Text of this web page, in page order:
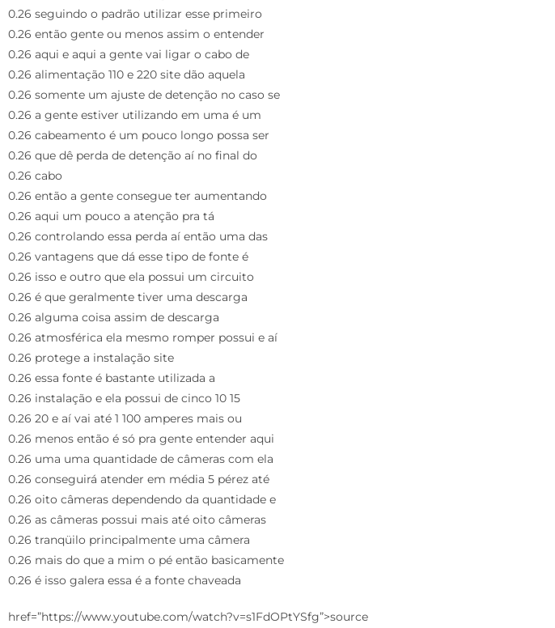
0.26 seguindo o padrão utilizar esse primeiro
0.26 então gente ou menos assim o entender
0.26 aqui e aqui a gente vai ligar o cabo de
0.26 alimentação 110 e 220 site dão aquela
0.26 somente um ajuste de detenção no caso se
0.26 a gente estiver utilizando em uma é um
0.26 cabeamento é um pouco longo possa ser
0.26 que dê perda de detenção aí no final do
0.26 cabo
0.26 então a gente consegue ter aumentando
0.26 aqui um pouco a atenção pra tá
0.26 controlando essa perda aí então uma das
0.26 vantagens que dá esse tipo de fonte é
0.26 isso e outro que ela possui um circuito
0.26 é que geralmente tiver uma descarga
0.26 alguma coisa assim de descarga
0.26 atmosférica ela mesmo romper possui e aí
0.26 protege a instalação site
0.26 essa fonte é bastante utilizada a
0.26 instalação e ela possui de cinco 10 15
0.26 20 e aí vai até 1 100 amperes mais ou
0.26 menos então é só pra gente entender aqui
0.26 uma uma quantidade de câmeras com ela
0.26 conseguirá atender em média 5 pérez até
0.26 oito câmeras dependendo da quantidade e
0.26 as câmeras possui mais até oito câmeras
0.26 tranqüilo principalmente uma câmera
0.26 mais do que a mim o pé então basicamente
0.26 é isso galera essa é a fonte chaveada
href=”https://www.youtube.com/watch?v=s1FdOPtYSfg”>source